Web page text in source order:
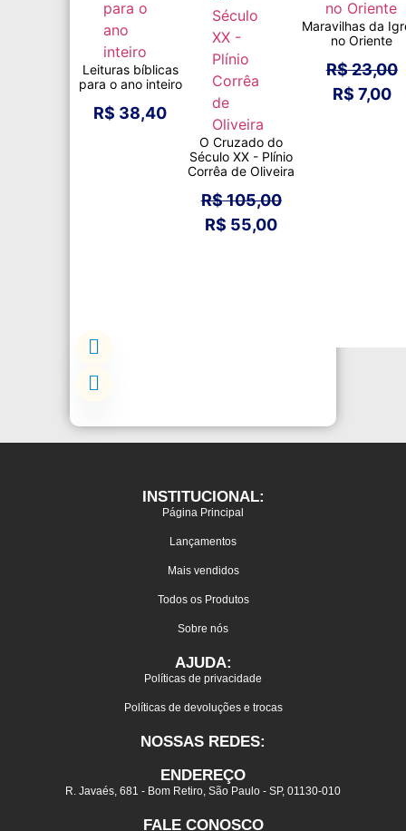
Leituras bíblicas
para o ano inteiro
R$ 38,40
O Cruzado do
Século XX - Plínio
Corrêa de Oliveira
R$105,00
R$ 55,00
Maravilhas da
no Oriente
R$23,00
R$ 7,00
INSTITUCIONAL:
Página Principal
Lançamentos
Mais vendidos
Todos os Produtos
Sobre nós
AJUDA:
Políticas de privacidade
Políticas de devoluções e trocas
NOSSAS REDES:
ENDEREÇO
R. Javaés, 681 - Bom Retiro, São Paulo - SP, 01130-010
FALE CONOSCO